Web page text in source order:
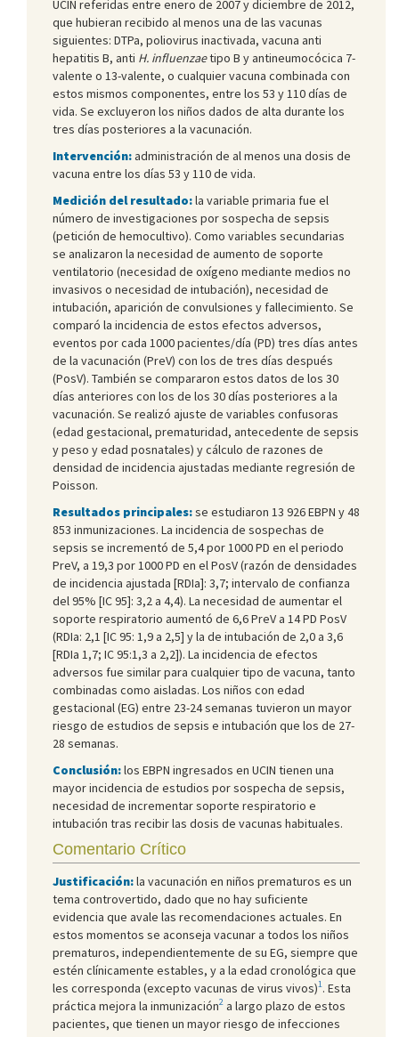
UCIN referidas entre enero de 2007 y diciembre de 2012,
que hubieran recibido al menos una de las vacunas
siguientes: DTPa, poliovirus inactivada, vacuna anti
hepatitis B, anti H. influenzaetipo B y antineumocócica 7-
valente o 13-valente, o cualquier vacuna combinada con
estos mismos componentes, entre los 53 y 110 días de
vida. Se excluyeron los niños dados de alta durante los
tres días posteriores a la vacunación.
Intervención:administración de al menos una dosis de
vacuna entre los días 53 y 110 de vida.
Medición del resultado:la variable primaria fue el
número de investigaciones por sospecha de sepsis
(petición de hemocultivo). Como variables secundarias
se analizaron la necesidad de aumento de soporte
ventilatorio (necesidad de oxígeno mediante medios no
invasivos o necesidad de intubación), necesidad de
intubación, aparición de convulsiones y fallecimiento. Se
comparó la incidencia de estos efectos adversos,
eventos por cada 1000 pacientes/día (PD) tres días antes
de la vacunación (PreV) con los de tres días después
(PosV). También se compararon estos datos de los 30
días anteriores con los de los 30 días posteriores a la
vacunación. Se realizó ajuste de variables confusoras
(edad gestacional, prematuridad, antecedente de sepsis
y peso y edad posnatales) y cálculo de razones de
densidad de incidencia ajustadas mediante regresión de
Poisson.
Resultados principales:se estudiaron 13 926 EBPN y 48
853 inmunizaciones. La incidencia de sospechas de
sepsis se incrementó de 5,4 por 1000 PD en el periodo
PreV, a 19,3 por 1000 PD en el PosV (razón de densidades
de incidencia ajustada [RDIa]: 3,7; intervalo de confianza
del 95% [IC 95]: 3,2 a 4,4). La necesidad de aumentar el
soporte respiratorio aumentó de 6,6 PreV a 14 PD PosV
(RDIa: 2,1 [IC 95: 1,9 a 2,5] y la de intubación de 2,0 a 3,6
[RDIa 1,7; IC 95:1,3 a 2,2]). La incidencia de efectos
adversos fue similar para cualquier tipo de vacuna, tanto
combinadas como aisladas. Los niños con edad
gestacional (EG) entre 23-24 semanas tuvieron un mayor
riesgo de estudios de sepsis e intubación que los de 27-
28 semanas.
Conclusión:los EBPN ingresados en UCIN tienen una
mayor incidencia de estudios por sospecha de sepsis,
necesidad de incrementar soporte respiratorio e
intubación tras recibir las dosis de vacunas habituales.
Comentario Crítico
Justificación:la vacunación en niños prematuros es un
tema controvertido, dado que no hay suficiente
evidencia que avale las recomendaciones actuales. En
estos momentos se aconseja vacunar a todos los niños
prematuros, independientemente de su EG, siempre que
estén clínicamente estables, y a la edad cronológica que
les corresponda (excepto vacunas de virus vivos)1. Esta
práctica mejora la inmunización2 a largo plazo de estos
pacientes, que tienen un mayor riesgo de infecciones